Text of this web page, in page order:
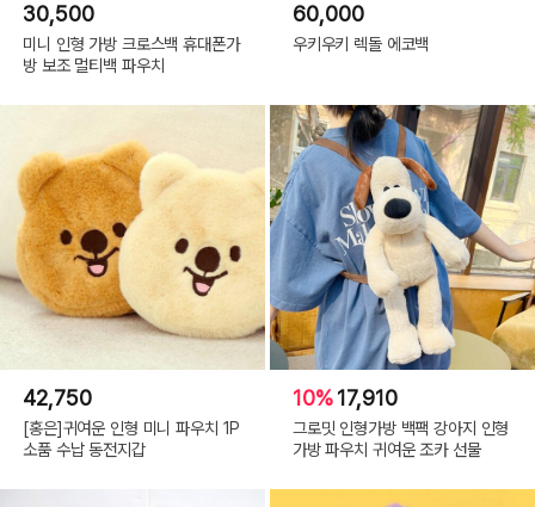
30,500
미니 인형 가방 크로스백 휴대폰가
방 보조 멀티백 파우치
60,000
우키우키 렉돌 에코백
42,750
[홍은]귀여운 인형 미니 파우치 1P
소품 수납 동전지갑
10%17,910
그로밋 인형가방 백팩 강아지 인형
가방 파우치 귀여운 조카 선물